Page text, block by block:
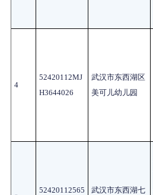
4
52420112MJ
H3644026
武汉市东西湖区
美可儿幼儿园
52420112565
武汉市东西湖七